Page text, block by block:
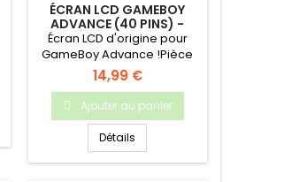
ÉCRAN LCD GAMEBOY
ADVANCE (40 PINS) -
PIÈCE D'ORIGINE
(OCCASION)
Écran LCD d'origine pour
GameBoy Advance !Pièce
d'origine Nintendo
Occasion...
14,99 €
Ajouter au panier
Détails